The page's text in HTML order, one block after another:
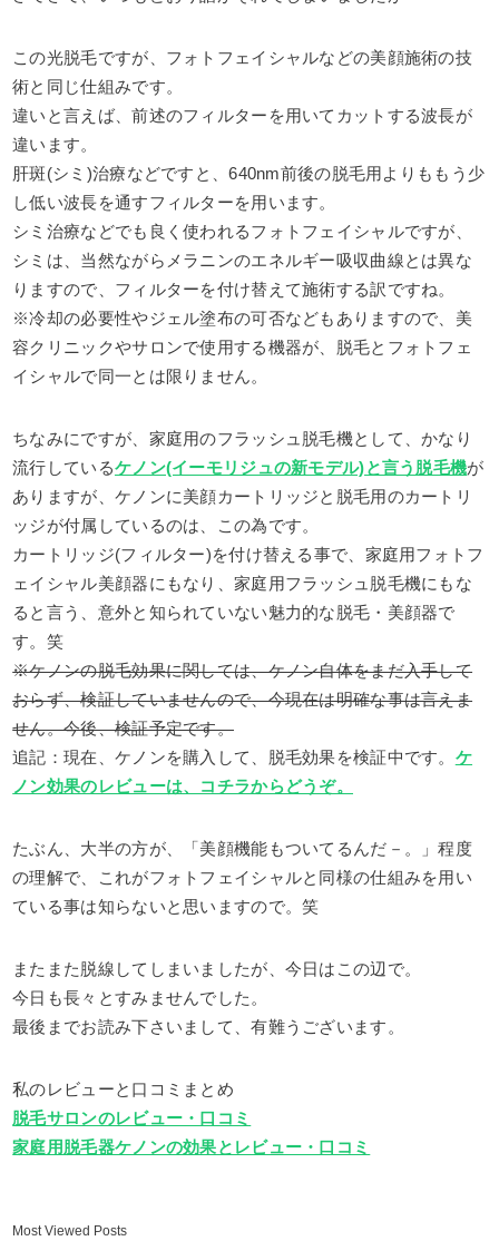
この光脱毛ですが、フォトフェイシャルなどの美顔施術の技
術と同じ仕組みです。
違いと言えば、前述のフィルターを用いてカットする波長が
違います。
肝斑(シミ)治療などですと、640nm前後の脱毛用よりももう少
し低い波長を通すフィルターを用います。
シミ治療などでも良く使われるフォトフェイシャルですが、
シミは、当然ながらメラニンのエネルギー吸収曲線とは異な
りますので、フィルターを付け替えて施術する訳ですね。
※冷却の必要性やジェル塗布の可否などもありますので、美
容クリニックやサロンで使用する機器が、脱毛とフォトフェ
イシャルで同一とは限りません。
ちなみにですが、家庭用のフラッシュ脱毛機として、かなり
流行しているケノン(イーモリジュの新モデル)と言う脱毛機が
ありますが、ケノンに美顔カートリッジと脱毛用のカートリ
ッジが付属しているのは、この為です。
カートリッジ(フィルター)を付け替える事で、家庭用フォトフ
ェイシャル美顔器にもなり、家庭用フラッシュ脱毛機にもな
ると言う、意外と知られていない魅力的な脱毛・美顔器で
す。笑
※ケノンの脱毛効果に関しては、ケノン自体をまだ入手して
おらず、検証していませんので、今現在は明確な事は言えま
せん。今後、検証予定です。
追記：現在、ケノンを購入して、脱毛効果を検証中です。 ケ
ノン効果のレビューは、コチラからどうぞ。
たぶん、大半の方が、「美顔機能もついてるんだ－。」程度
の理解で、これがフォトフェイシャルと同様の仕組みを用い
ている事は知らないと思いますので。笑
またまた脱線してしまいましたが、今日はこの辺で。
今日も長々とすみませんでした。
最後までお読み下さいまして、有難うございます。
私のレビューと口コミまとめ
脱毛サロンのレビュー・口コミ
家庭用脱毛器ケノンの効果とレビュー・口コミ
Most Viewed Posts